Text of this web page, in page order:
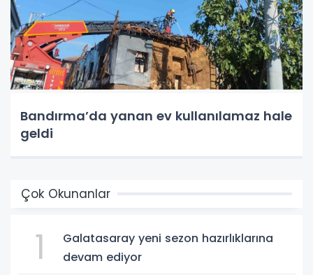
Bandırma’da yanan ev kullanılamaz hale
geldi
Çok Okunanlar
1
Galatasaray yeni sezon hazırlıklarına
devam ediyor